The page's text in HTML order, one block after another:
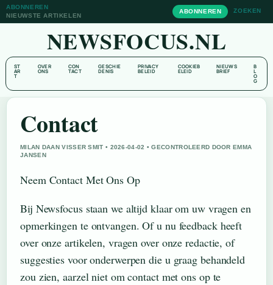
ABONNEREN
NIEUWSTE ARTIKELEN
ABONNEREN ZOEKEN
NEWSFOCUS.NL
ST
AR
T
OVER
ONS
CON
TACT
GESCHIE
DENIS
PRIVACY
BELEID
COOKIEB
ELEID
NIEUWS
BRIEF
B
L
O
G
Contact
MILAN DAAN VISSER SMIT • 2026-04-02 • GECONTROLEERD DOOR EMMA
JANSEN
Neem Contact Met Ons Op
Bij Newsfocus staan we altijd klaar om uw vragen en
opmerkingen te ontvangen. Of u nu feedback heeft
over onze artikelen, vragen over onze redactie, of
suggesties voor onderwerpen die u graag behandeld
zou zien, aarzel niet om contact met ons op te